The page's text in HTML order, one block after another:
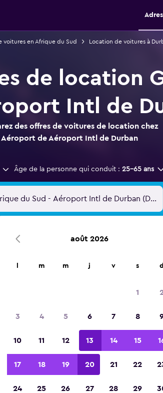
voitures en Afrique du Sud Location de voitures à
de location
Intl de
des offres de voitures de location chez
Aéroport de Aéroport Intl de Durban
Âge de la personne qui conduit : 25-65 ans
août 2026
m m j v s d
1
3 4 5 6 7 8
10 11 12 13 14 15
17 18 19 20 21 22
24 25 26 27 28 29